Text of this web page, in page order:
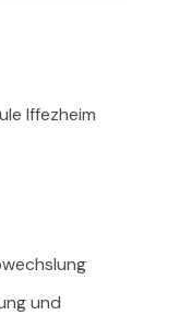
Iffezheim
und